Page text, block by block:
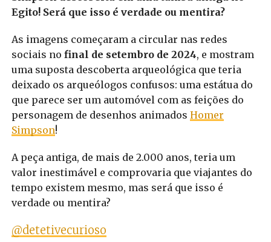
Egito! Será que isso é verdade ou mentira?
As imagens começaram a circular nas redes
sociais no final de setembro de 2024, e mostram
uma suposta descoberta arqueológica que teria
deixado os arqueólogos confusos: uma estátua do
que parece ser um automóvel com as feições do
personagem de desenhos animados Homer
Simpson!
A peça antiga, de mais de 2.000 anos, teria um
valor inestimável e comprovaria que viajantes do
tempo existem mesmo, mas será que isso é
verdade ou mentira?
@detetivecurioso